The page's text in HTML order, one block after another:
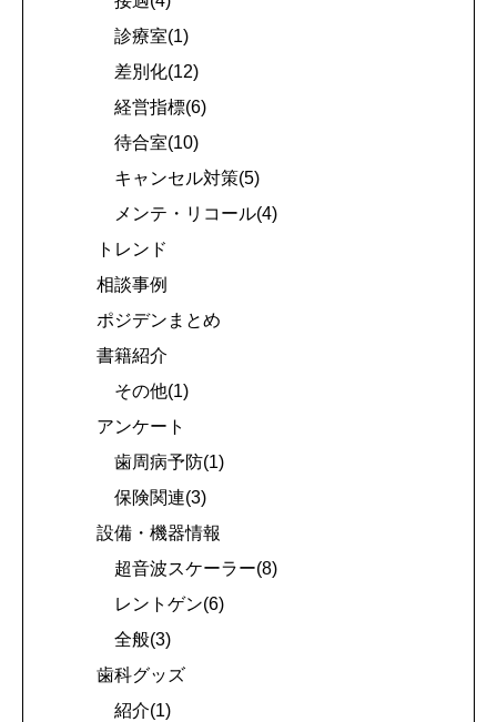
診療室(1)
差別化(12)
経営指標(6)
待合室(10)
キャンセル対策(5)
メンテ・リコール(4)
トレンド
相談事例
ポジデンまとめ
書籍紹介
その他(1)
アンケート
歯周病予防(1)
保険関連(3)
設備・機器情報
超音波スケーラー(8)
レントゲン(6)
全般(3)
歯科グッズ
紹介(1)